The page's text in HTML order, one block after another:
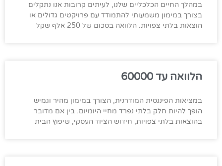
במהלך החיים הכלכליים שלנו, לעיתים קרובות אנו נתקלים
בצורך במימון משמעותי להתמודד עם פרויקטים גדולים או
הוצאות בלתי צפויות. הלוואה בסכום של 250 אלף שקל
הלוואה עד 60000
במציאות הפיננסית המודרנית, הצורך במימון מהיר וגמיש
הופך להיות חלק בלתי נפרד מחיי היומיום. בין אם מדובר
בהוצאות בלתי צפויות, חידוש הציוד העסקי, שיפוץ הבית